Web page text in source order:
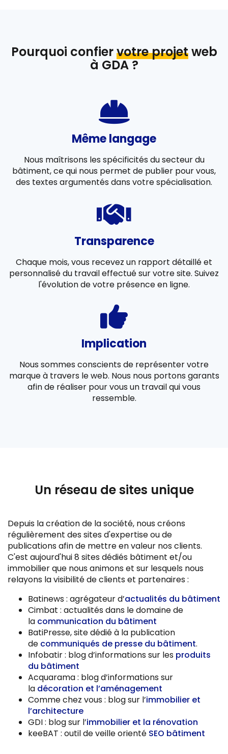
Pourquoi confiervotre projetweb
à GDA ?
Même langage
Nous maîtrisons les spécificités du secteur du
bâtiment, ce qui nous permet de publier pour vous,
des textes argumentés dans votre spécialisation.
Transparence
Chaque mois, vous recevez un rapport détaillé et
personnalisé du travail effectué sur votre site. Suivez
l'évolution de votre présence en ligne.
Implication
Nous sommes conscients de représenter votre
marque à travers le web. Nous nous portons garants
afin de réaliser pour vous un travail qui vous
ressemble.
Un réseau de sites unique
Depuis la création de la société, nous créons
régulièrement des sites d'expertise ou de
publications afin de mettre en valeur nos clients.
C'est aujourd'hui 8 sites dédiés bâtiment et/ou
immobilier que nous animons et sur lesquels nous
relayons la visibilité de clients et partenaires :
Batinews : agrégateur d’actualités du bâtiment
Cimbat : actualités dans le domaine de
la communication du bâtiment
BatiPresse, site dédié à la publication
de communiqués de presse du bâtiment.
Infobatir : blog d’informations sur les produits
du bâtiment
Acquarama : blog d’informations sur
la décoration et l’aménagement
Comme chez vous : blog sur l’immobilier et
l’architecture
GDI : blog sur l’immobilier et la rénovation
keeBAT : outil de veille orienté SEO bâtiment